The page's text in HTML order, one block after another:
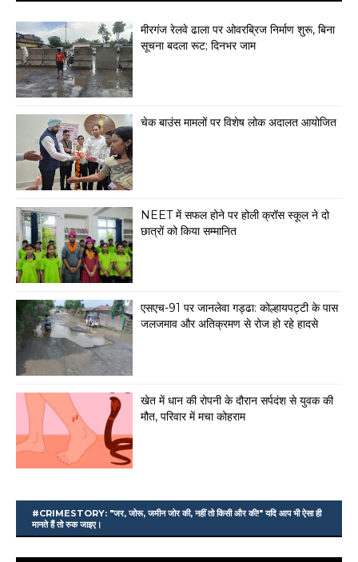
मीरगंज रेलवे ढाला पर ओवरब्रिज निर्माण शुरू, बिना
सूचना बदला रूट; दिनभर जाम
चेक बाउंस मामलों पर विशेष लोक अदालत आयोजित
NEET में सफल होने पर होली क्रॉस स्कूल ने दो
छात्रों को किया सम्मानित
एसएच-91 पर जानलेवा गड्ढा: कोल्हायपट्टी के पास
जलजमाव और अतिक्रमण से रोज हो रहे हादसे
खेत में धान की रोपनी के दौरान सर्पदंश से युवक की
मौत, परिवार में मचा कोहराम
#CRIMESTORY: "जर, जोरू, जमीन जोर की, नहीं तो किसी और की!" यदि आप भी ऐसा ही
मानते हैं तो रुक जाइए।